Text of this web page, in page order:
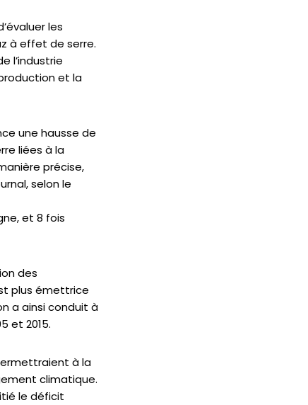
les
à effet de serre.
l’industrie
et la
une hausse de
liées à la
précise,
selon le
et 8 fois
des
plus émettrice
a ainsi conduit à
et 2015.
à la
climatique.
le déficit